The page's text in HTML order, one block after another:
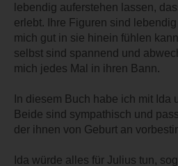
lebendig auferstehen lassen,
erlebt. Ihre Figuren sind
mich gut in sie hinein fühlen
selbst sind spannend und
mich jedes Mal in ihren Bann.
In diesem Buch habe ich mit Ida
Beide sind sympathisch und
der ihnen von Geburt an
Ida würde alles für Julius tun,